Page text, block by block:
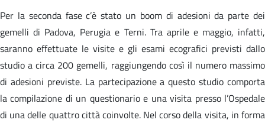
Per la seconda fase c’è stato un boom di adesioni da parte dei
gemelli di Padova, Perugia e Terni. Tra aprile e maggio, infatti,
saranno effettuate le visite e gli esami ecografici previsti dallo
studio a circa 200 gemelli, raggiungendo così il numero massimo
di adesioni previste. La partecipazione a questo studio comporta
la compilazione di un questionario e una visita presso l’Ospedale
di una delle quattro città coinvolte. Nel corso della visita, in forma